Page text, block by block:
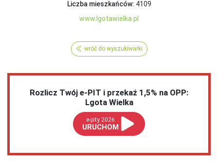
Liczba mieszkańców: 4109
www.lgotawielka.pl
wróć do wyszukiwarki
Rozlicz Twój e-PIT i przekaż 1,5% na OPP:
Lgota Wielka
e-pity 2026
URUCHOM